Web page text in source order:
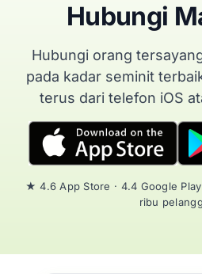
Hubungi
Hubungi orang
pada kadar seminit
terus dari telefon iOS
★ 4.6 App Store · 4.4 Google
ribu